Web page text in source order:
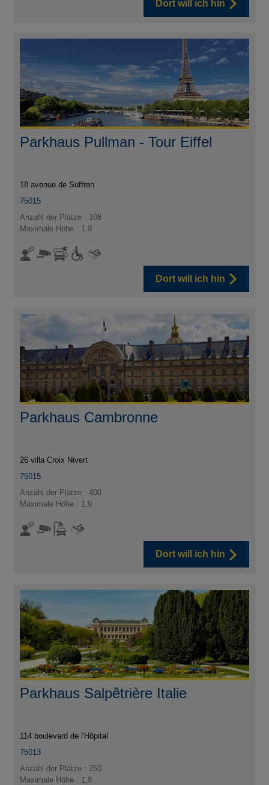
Dort will ich hin
Parkhaus Pullman - Tour Eiffel
18 avenue de Suffren
75015
Anzahl der Plätze : 108
Maximale Höhe : 1,9
Dort will ich hin
Parkhaus Cambronne
26 villa Croix Nivert
75015
Anzahl der Plätze : 400
Maximale Höhe : 1,9
Dort will ich hin
Parkhaus Salpêtrière Italie
114 boulevard de l'Hôpital
75013
Anzahl der Plätze : 250
Maximale Höhe : 1,8